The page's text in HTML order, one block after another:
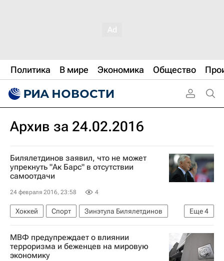
Политика В мире Экономика Общество
Архив за 24.02.2016
Билялетдинов заявил, что не может
упрекнуть "Ак Барс" в отсутствии
самоотдачи
24 февраля 2016, 23:58 4
Еще4
Хоккей Спорт
Зинэтула Билялетдинов
Игорь Захаркин
КХЛ 2025-2026
Салават Юлаев
Ак Барс
МВФ предупреждает о влиянии
терроризма и беженцев на мировую
экономику